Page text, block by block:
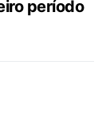
período